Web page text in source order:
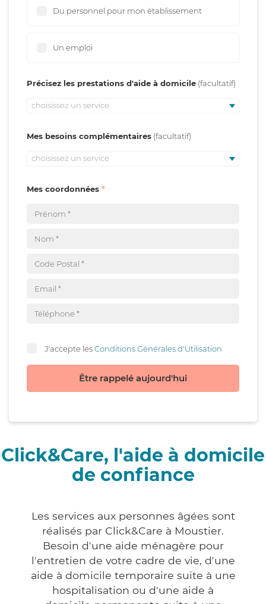
Du personnel pour mon établissement
Un emploi
Précisez les prestations d'aide à domicile
choisissez un service
Mes besoins complémentaires
choisissez un service
Mes coordonnées
J'accepte lesConditions Générales d'Utilisation
Être rappelé aujourd'hui
Click&Care, l'aide à domicile
de confiance
Les services aux personnes âgées sont
réalisés par Click&Care à Moustier.
Besoin d'une aide ménagère pour
l'entretien de votre cadre de vie, d'une
aide à domicile temporaire suite à une
hospitalisation ou d'une aide à